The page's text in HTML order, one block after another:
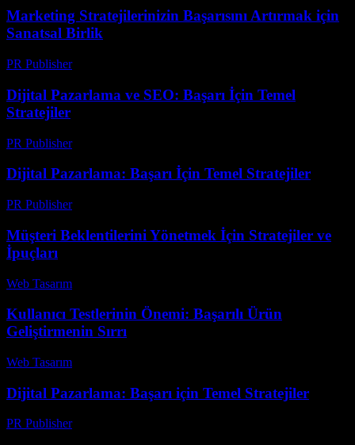
Marketing Stratejilerinizin Başarısını Artırmak için
Sanatsal Birlik
PR Publisher-
Dijital Pazarlama ve SEO: Başarı İçin Temel
Stratejiler
PR Publisher-
Dijital Pazarlama: Başarı İçin Temel Stratejiler
PR Publisher-
Müşteri Beklentilerini Yönetmek İçin Stratejiler ve
İpuçları
Web Tasarım
Kullanıcı Testlerinin Önemi: Başarılı Ürün
Geliştirmenin Sırrı
Web Tasarım
Dijital Pazarlama: Başarı için Temel Stratejiler
PR Publisher-